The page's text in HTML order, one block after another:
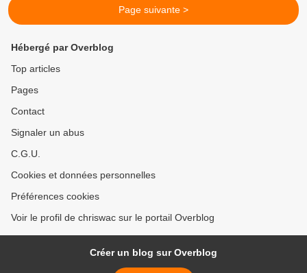
Page suivante >
Hébergé par Overblog
Top articles
Pages
Contact
Signaler un abus
C.G.U.
Cookies et données personnelles
Préférences cookies
Voir le profil de chriswac sur le portail Overblog
Créer un blog sur Overblog